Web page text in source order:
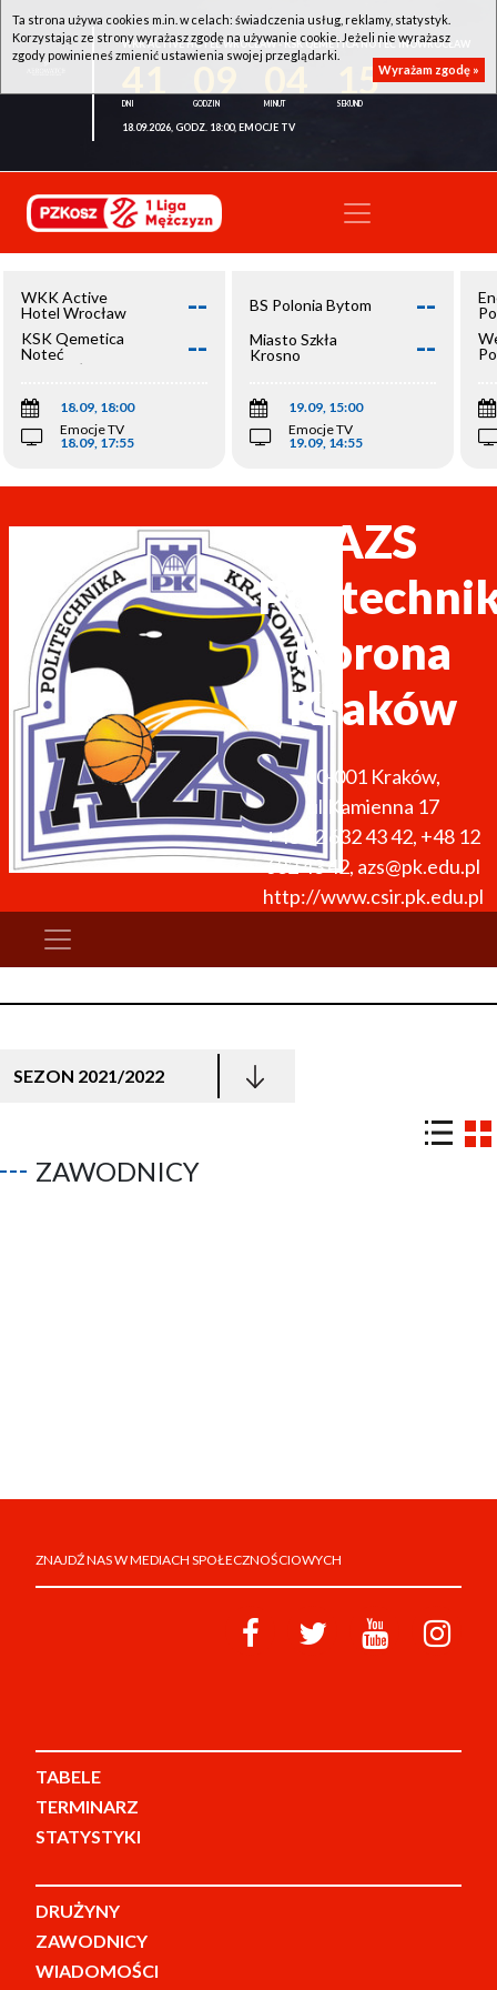
WKK ACTIVE HOTEL WROCŁAW - KSK QEMETICA NOTEĆ INOWROCŁAW
15
18.09.2026, GODZ. 18:00, EMOCJE TV
WKK Active
Hotel Wrocław
--
KSK Qemetica
Noteć
Inowrocław
--
18.09, 18:00
Emocje TV
18.09, 17:55
BS Polonia Bytom --
Miasto Szkła
Krosno
--
19.09, 15:00
Emocje TV
19.09, 14:55
AZS
Korona
Kraków
30-001 Kraków,
ul.Kamienna 17
+48 12 632 43 42, +48 12
632 43 42, azs@pk.edu.pl
http://www.csir.pk.edu.pl
SEZON 2021/2022
ZAWODNICY
ZNAJDŹ NAS W MEDIACH SPOŁECZNOŚCIOWYCH
TABELE
TERMINARZ
STATYSTYKI
DRUŻYNY
ZAWODNICY
WIADOMOŚCI
Ta strona używa cookies m.in. w celach: świadczenia usług, reklamy, statystyk.
Korzystając ze strony wyrażasz zgodę na używanie cookie. Jeżeli nie wyrażasz
zgody powinieneś zmienić ustawienia swojej przeglądarki.
Wyrażam zgodę »